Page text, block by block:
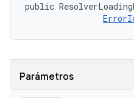
public
Parámetros